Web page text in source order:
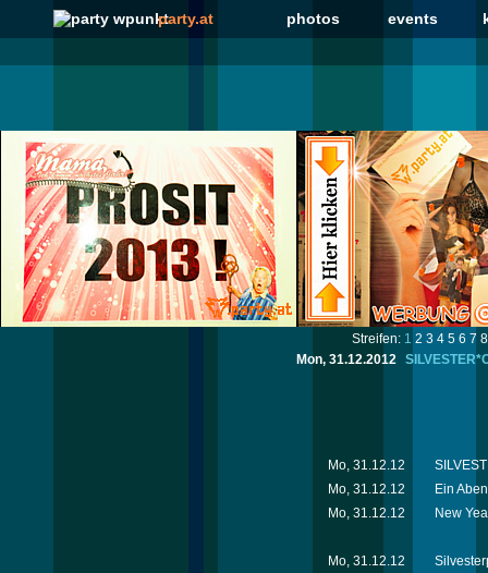
party.at photos events
Streifen: 1 2 3 4 5 6 7 8
Mon, 31.12.2012
Mo, 31.12.12
Mo, 31.12.12
Ein
Mo, 31.12.12
New
Mo, 31.12.12